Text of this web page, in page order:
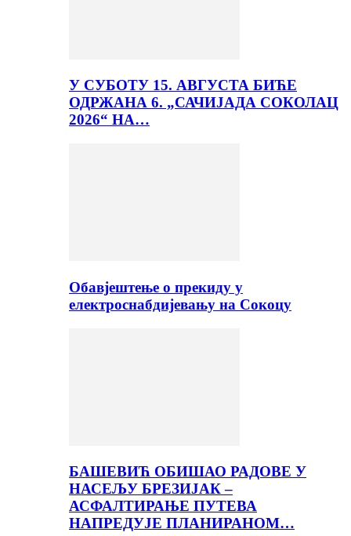
У СУБОТУ 15. АВГУСТА БИЋЕ
ОДРЖАНА 6. „САЧИЈАДА СОКОЛАЦ
2026“ НА…
Обавјештење о прекиду у
електроснабдијевању на Сокоцу
БАШЕВИЋ ОБИШАО РАДОВЕ У
НАСЕЉУ БРЕЗИЈАК –
АСФАЛТИРАЊЕ ПУТЕВА
НАПРЕДУЈЕ ПЛАНИРАНОМ…